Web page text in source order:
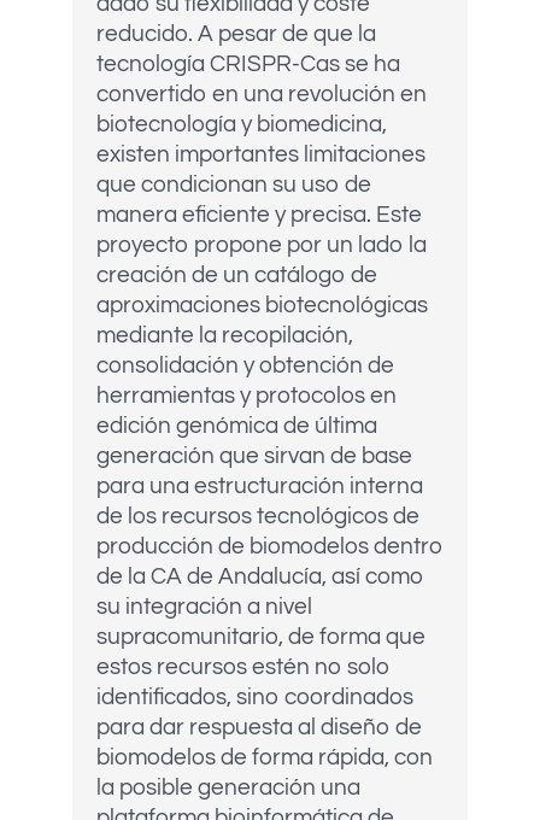
reducido. A pesar de que la
tecnología CRISPR-Cas se ha
convertido en una revolución en
biotecnología y biomedicina,
existen importantes limitaciones
que condicionan su uso de
manera eficiente y precisa. Este
proyecto propone por un lado la
creación de un catálogo de
aproximaciones biotecnológicas
mediante la recopilación,
consolidación y obtención de
herramientas y protocolos en
edición genómica de última
generación que sirvan de base
para una estructuración interna
de los recursos tecnológicos de
producción de biomodelos dentro
de la CA de Andalucía, así como
su integración a nivel
supracomunitario, de forma que
estos recursos estén no solo
identificados, sino coordinados
para dar respuesta al diseño de
biomodelos de forma rápida, con
la posible generación una